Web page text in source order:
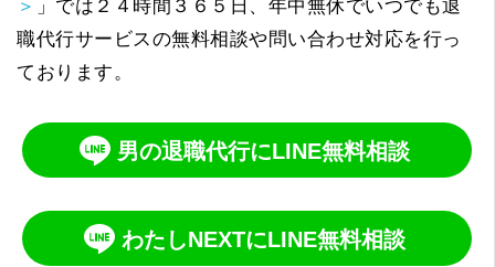
＞ 」では２４時間３６５日、年中無休でいつでも退
職代行サービスの無料相談や問い合わせ対応を行っ
ております。
男の退職代行にLINE無料相談
わたしNEXTにLINE無料相談